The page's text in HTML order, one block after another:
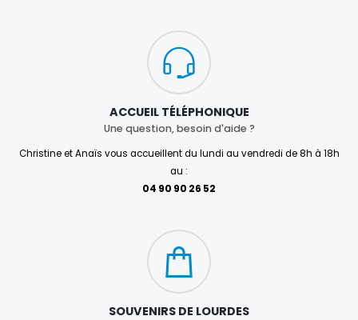
ACCUEIL TÉLÉPHONIQUE
Une question, besoin d'aide ?
Christine et Anaïs vous accueillent du lundi au vendredi de 8h à 18h
au :
04 90 90 26 52
SOUVENIRS DE LOURDES